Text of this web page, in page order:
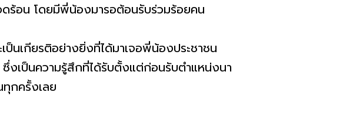
ร้อน โดยมีพี่น้องมารอต้อนรับร่วมร้อยคน
นเกียรติอย่างยิ่งที่ได้มาเจอพี่น้องประชาชน
เป็นความรู้สึกที่ได้รับตั้งแต่ก่อนรับตำแหน่งนา
กครั้งเลย